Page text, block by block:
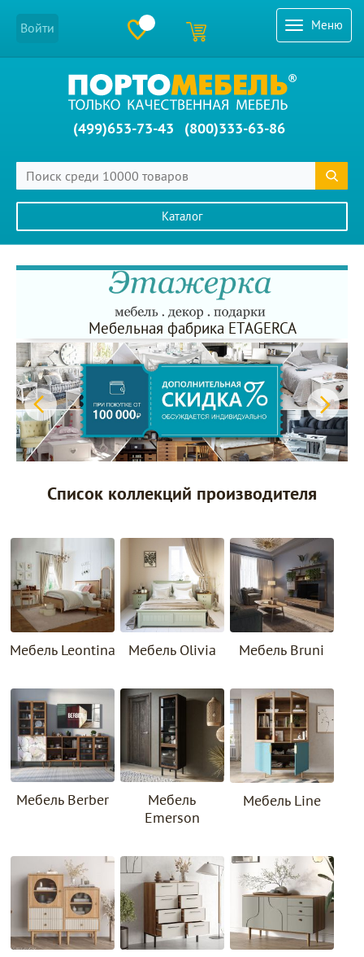
Меню
Войти
(499)653-73-43 (800)333-63-86
Каталог
Главное меню сайта
Мебельная фабрика ETAGERCA
Список коллекций производителя
Мебель Leontina Мебель Olivia Мебель Bruni
Мебель Berber
Мебель
Emerson
Мебель Line